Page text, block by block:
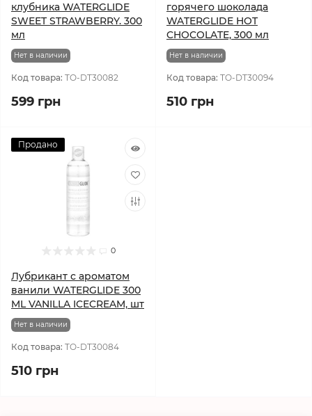
клубника WATERGLIDE
SWEET STRAWBERRY. 300
мл
Нет в наличии
Код товара: TO-DT30082
599 грн
горячего шоколада
WATERGLIDE HOT
CHOCOLATE, 300 мл
Нет в наличии
Код товара: TO-DT30094
510 грн
Продано
0
Лубрикант с ароматом
ванили WATERGLIDE 300
ML VANILLA ICECREAM, шт
Нет в наличии
Код товара: TO-DT30084
510 грн